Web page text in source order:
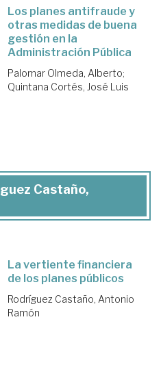
Los planes antifraude y
otras medidas de buena
gestión en la
Administración Pública
Palomar Olmeda, Alberto;
Quintana Cortés, José Luis
Castaño,
La vertiente financiera
de los planes públicos
Rodríguez Castaño, Antonio
Ramón